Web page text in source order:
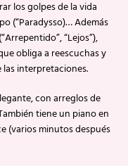
los golpes de la vida
(“Paradysso)… Además
“Lejos”),
obliga a reescuchas y
las interpretaciones.
con arreglos de
tiene un piano en
(varios minutos después